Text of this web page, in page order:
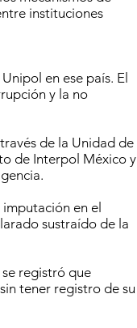
instituciones
en ese país. El
y la no
de la Unidad de
de Interpol México y
en el
sustraído de la
registró que
tener registro de su